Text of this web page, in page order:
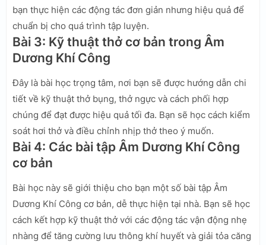
bạn thực hiện các động tác đơn giản nhưng hiệu quả để
chuẩn bị cho quá trình tập luyện.
Bài 3: Kỹ thuật thở cơ bản trong Âm
Dương Khí Công
Đây là bài học trọng tâm, nơi bạn sẽ được hướng dẫn chi
tiết về kỹ thuật thở bụng, thở ngực và cách phối hợp
chúng để đạt được hiệu quả tối đa. Bạn sẽ học cách kiểm
soát hơi thở và điều chỉnh nhịp thở theo ý muốn.
Bài 4: Các bài tập Âm Dương Khí Công
cơ bản
Bài học này sẽ giới thiệu cho bạn một số bài tập Âm
Dương Khí Công cơ bản, dễ thực hiện tại nhà. Bạn sẽ học
cách kết hợp kỹ thuật thở với các động tác vận động nhẹ
nhàng để tăng cường lưu thông khí huyết và giải tỏa căng